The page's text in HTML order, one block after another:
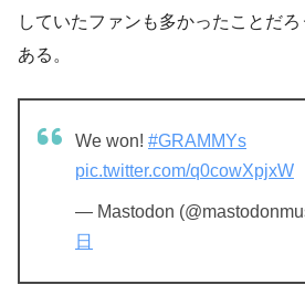
していたファンも多かったことだ
ある。
We won! #GRAMMYs
pic.twitter.com/q0cowXpjxW
— Mastodon
日